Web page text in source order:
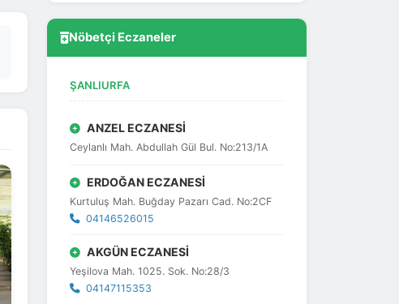
Nöbetçi Eczaneler
ŞANLIURFA
ANZEL ECZANESİ
Ceylanlı Mah. Abdullah Gül Bul. No:213/1A
ERDOĞAN ECZANESİ
Kurtuluş Mah. Buğday Pazarı Cad. No:2CF
04146526015
AKGÜN ECZANESİ
Yeşilova Mah. 1025. Sok. No:28/3
04147115353